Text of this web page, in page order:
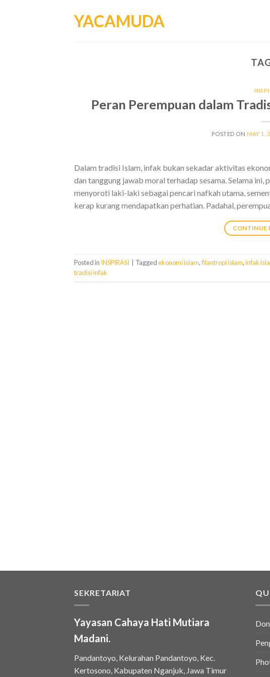
YACAMUDA
Peran Perempuan dalam
POSTED ONMAY 1,
Dalam tradisi Islam, infak bukan sekadar aktivitas
dan tanggung jawab moral terhadap sesama. Selama
menyoroti laki-laki sebagai pencari nafkah utama,
kerap kurang mendapatkan perhatian. Padahal,
CONTINUE
Posted in INSPIRASI Taggedekonomi islam,filantropi islam,infak
tradisi infak
SEKRETARIAT
Yayasan Cahaya Hati Mutiara
Madani.
Pandantoyo, Kelurahan Pandantoyo, Kec.
Kertosono, Kabupaten Nganjuk, Jawa Timur